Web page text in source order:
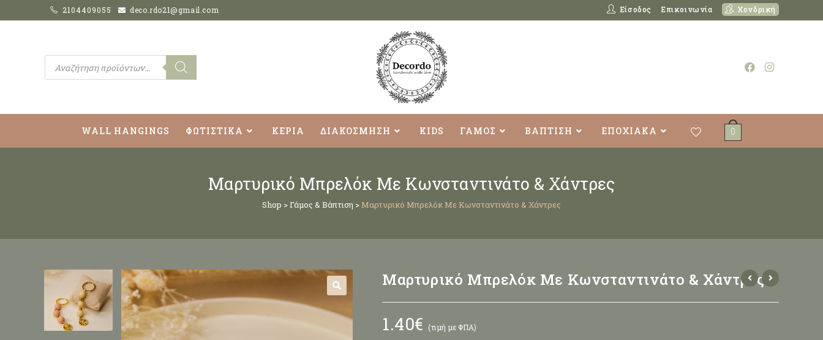
Είσοδος Επικοινωνία Χονδρική
2104409055 deco.rdo21@gmail.com
WALL HANGINGS ΦΩΤΙΣΤΙΚΑ ΚΕΡΙΑ ΔΙΑΚΟΣΜΗΣΗ KIDS ΓΑΜΟΣ ΒΑΠΤΙΣΗ ΕΠΟΧΙΑΚΑ 0
Μαρτυρικό Μπρελόκ Με Κωνσταντινάτο & Χάντρες
Shop >Γάμος & Βάπτιση > Μαρτυρικό Μπρελόκ Με Κωνσταντινάτο & Χάντρες
Μαρτυρικό Μπρελόκ Με Κωνσταντινάτο & Χάντρες
1.40€ (τιμή με ΦΠΑ)